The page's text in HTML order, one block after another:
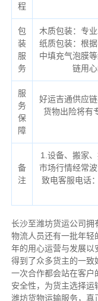
程
包
装
服
务
木质包装：专
纸质包装：根
中填充气泡膜
链用
服
务
保
障
好运吉通供应
货物出险将有
备
注
1.设备、搬家
市场行情经常
致电客服电话
长沙至潍坊货运公司拥
物流人员还有一批年轻
年的用心运营与发展以
得到了众多货主的一致
一次合作都会站在客户
安全性，为货主选择运
潍坊货物运输服务，真